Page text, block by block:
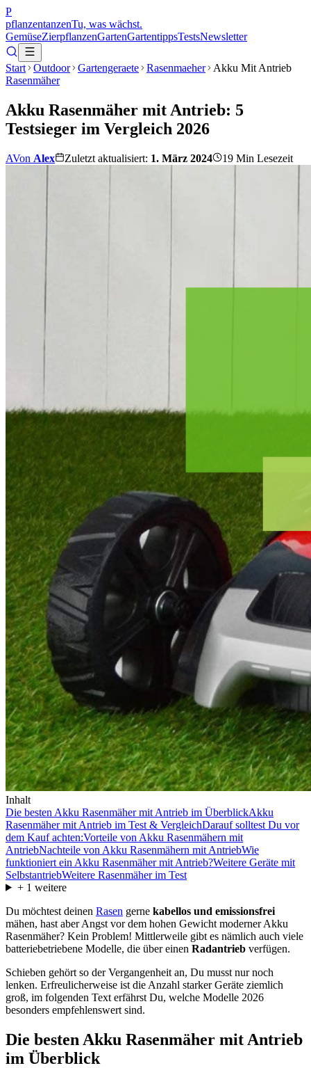
P
pflanzentanzenTu, was wächst.
GemüseZierpflanzenGartenGartentippsTestsNewsletter
Start Outdoor Gartengeraete Rasenmaeher
Akku Mit Antrieb
Rasenmäher
Akku Rasenmäher mit Antrieb: 5
Testsieger im Vergleich 2026
AVon Alex Zuletzt aktualisiert: 1. März 2024 19 Min Lesezeit
Inhalt
Die besten Akku Rasenmäher mit Antrieb im ÜberblickAkku
Rasenmäher mit Antrieb im Test & VergleichDarauf solltest Du vor
dem Kauf achten:Vorteile von Akku Rasenmähern mit
AntriebNachteile von Akku Rasenmähern mit AntriebWie
funktioniert ein Akku Rasenmäher mit Antrieb?Weitere Geräte mit
SelbstantriebWeitere Rasenmäher im Test
+ 1 weitere
Du möchtest deinen Rasen gerne kabellos und emissionsfrei
mähen, hast aber Angst vor dem hohen Gewicht moderner Akku
Rasenmäher? Kein Problem! Mittlerweile gibt es nämlich auch viele
batteriebetriebene Modelle, die über einen Radantrieb verfügen.
Schieben gehört so der Vergangenheit an, Du musst nur noch
lenken. Erfreulicherweise ist die Anzahl starker Geräte ziemlich
groß, im folgenden Text erfährst Du, welche Modelle 2026
besonders empfehlenswert sind.
Die besten Akku Rasenmäher mit Antrieb
im Überblick